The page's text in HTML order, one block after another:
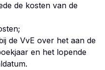
de kosten van de
de VvE over het aan de
en het lopende